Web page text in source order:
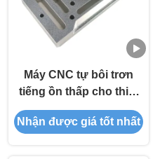
Máy CNC tự bôi trơn
tiếng ồn thấp cho thiết
bị tự động với độ chính
xác cao
Nhận được giá tốt nhất